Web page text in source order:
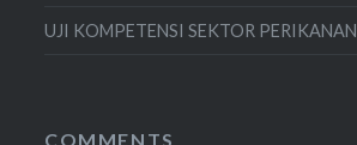
UJI KOMPETENSI SEKTOR PERIKANAN
COMMENTS